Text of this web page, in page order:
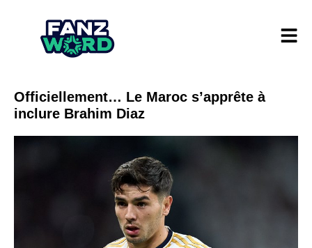
Officiellement… Le Maroc s’apprête à
inclure Brahim Diaz